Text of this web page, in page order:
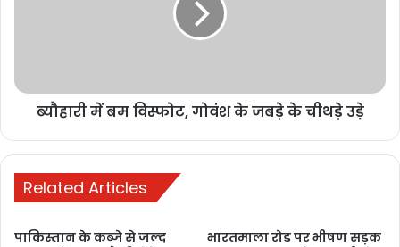
BULAND HINDUSTAN
बुलंद छत्तीसगढ़
ब्यौहारी में बम विस्फोट, गोवंश के जबड़े के चीथड़े उडे़
Related Articles
पाकिस्तान के कब्जे से जल्द
भारतमाला रोड पर भीषण सड़क